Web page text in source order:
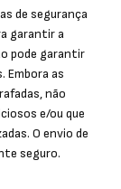
de segurança
garantir a
pode garantir
Embora as
não
e/ou que
O envio de
seguro.